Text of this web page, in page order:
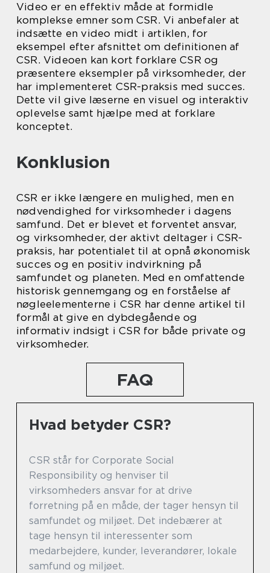
Video er en effektiv måde at formidle
komplekse emner som CSR. Vi anbefaler at
indsætte en video midt i artiklen, for
eksempel efter afsnittet om definitionen af
CSR. Videoen kan kort forklare CSR og
præsentere eksempler på virksomheder, der
har implementeret CSR-praksis med succes.
Dette vil give læserne en visuel og interaktiv
oplevelse samt hjælpe med at forklare
konceptet.
Konklusion
CSR er ikke længere en mulighed, men en
nødvendighed for virksomheder i dagens
samfund. Det er blevet et forventet ansvar,
og virksomheder, der aktivt deltager i CSR-
praksis, har potentialet til at opnå økonomisk
succes og en positiv indvirkning på
samfundet og planeten. Med en omfattende
historisk gennemgang og en forståelse af
nøgleelementerne i CSR har denne artikel til
formål at give en dybdegående og
informativ indsigt i CSR for både private og
virksomheder.
FAQ
Hvad betyder CSR?
CSR står for Corporate Social
Responsibility og henviser til
virksomheders ansvar for at drive
forretning på en måde, der tager hensyn til
samfundet og miljøet. Det indebærer at
tage hensyn til interessenter som
medarbejdere, kunder, leverandører, lokale
samfund og miljøet.